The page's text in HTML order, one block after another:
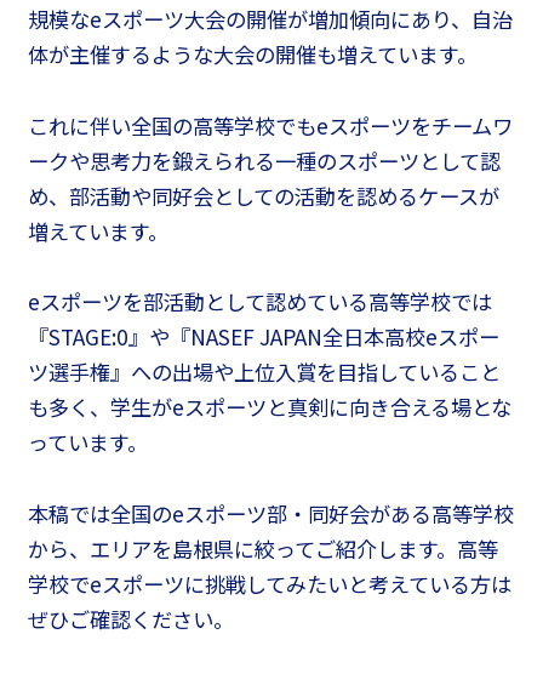
規模なeスポーツ大会の開催が増加傾向にあり、自治
体が主催するような大会の開催も増えています。
これに伴い全国の高等学校でもeスポーツをチームワ
ークや思考力を鍛えられる一種のスポーツとして認
め、部活動や同好会としての活動を認めるケースが
増えています。
eスポーツを部活動として認めている高等学校では
『STAGE:0』や『NASEF JAPAN全日本高校eスポー
ツ選手権』への出場や上位入賞を目指していること
も多く、学生がeスポーツと真剣に向き合える場とな
っています。
本稿では全国のeスポーツ部・同好会がある高等学校
から、エリアを島根県に絞ってご紹介します。高等
学校でeスポーツに挑戦してみたいと考えている方は
ぜひご確認ください。